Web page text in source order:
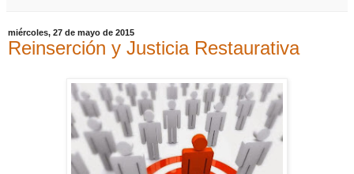
miércoles, 27 de mayo de 2015
Reinserción y Justicia Restaurativa